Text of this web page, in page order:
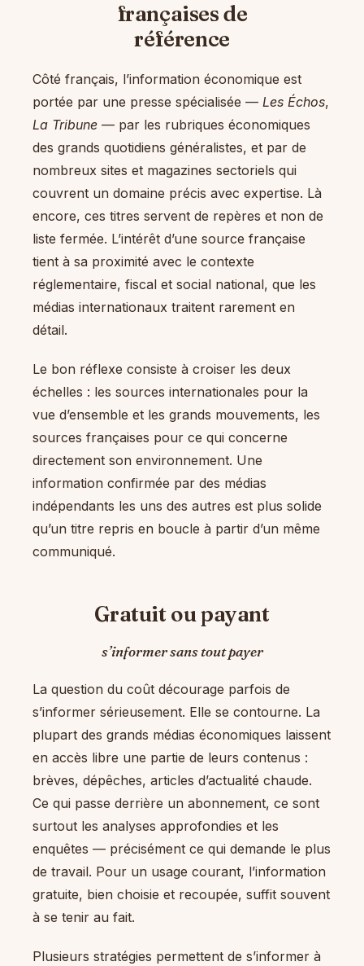
françaises de
référence
Côté français, l’information économique est
portée par une presse spécialisée — Les Échos,
La Tribune — par les rubriques économiques
des grands quotidiens généralistes, et par de
nombreux sites et magazines sectoriels qui
couvrent un domaine précis avec expertise. Là
encore, ces titres servent de repères et non de
liste fermée. L’intérêt d’une source française
tient à sa proximité avec le contexte
réglementaire, fiscal et social national, que les
médias internationaux traitent rarement en
détail.
Le bon réflexe consiste à croiser les deux
échelles : les sources internationales pour la
vue d’ensemble et les grands mouvements, les
sources françaises pour ce qui concerne
directement son environnement. Une
information confirmée par des médias
indépendants les uns des autres est plus solide
qu’un titre repris en boucle à partir d’un même
communiqué.
Gratuit ou payant
s’informer sans tout payer
La question du coût décourage parfois de
s’informer sérieusement. Elle se contourne. La
plupart des grands médias économiques laissent
en accès libre une partie de leurs contenus :
brèves, dépêches, articles d’actualité chaude.
Ce qui passe derrière un abonnement, ce sont
surtout les analyses approfondies et les
enquêtes — précisément ce qui demande le plus
de travail. Pour un usage courant, l’information
gratuite, bien choisie et recoupée, suffit souvent
à se tenir au fait.
Plusieurs stratégies permettent de s’informer à